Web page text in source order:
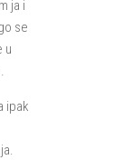
ja i
se
u
ipak